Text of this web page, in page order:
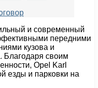
и современный
передними
кузова и
Благодаря своим
Opel Karl
езды и парковки на